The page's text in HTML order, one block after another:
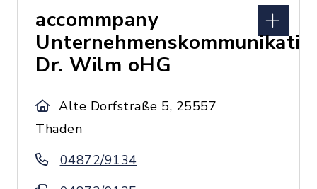
accommpany
Dr. Wilm oHG
Alte Dorfstraße 5, 25557
Thaden
04872/9134